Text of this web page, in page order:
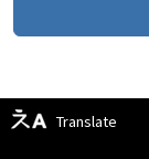
Translate